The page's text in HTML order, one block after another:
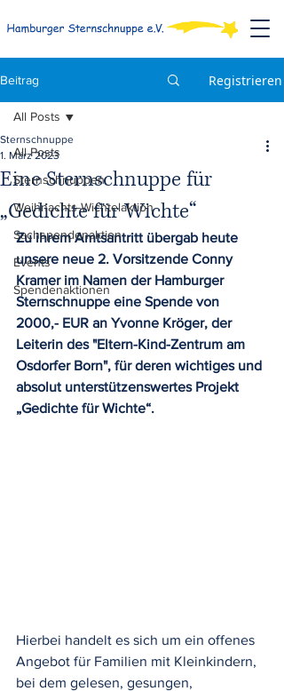
Beitrag Registrieren
All Posts
Sternschnuppen
Weihnachts-Wichtelaktion
Sachspendenaktion
Events
Spendenaktionen
All Posts
Eine Sternschnuppe für
„Gedichte für Wichte“
Sternschnuppe
1. März 2023
Zu ihrem Amtsantritt übergab heute
unsere neue 2. Vorsitzende Conny
Kramer im Namen der Hamburger
Sternschnuppe eine Spende von
2000,- EUR an Yvonne Kröger, der
Leiterin des "Eltern-Kind-Zentrum am
Osdorfer Born", für deren wichtiges und
absolut unterstützenswertes Projekt
„Gedichte für Wichte“.
Hierbei handelt es sich um ein offenes
Angebot für Familien mit Kleinkindern,
bei dem gelesen, gesungen,